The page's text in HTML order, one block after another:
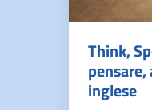
Think,
inglese